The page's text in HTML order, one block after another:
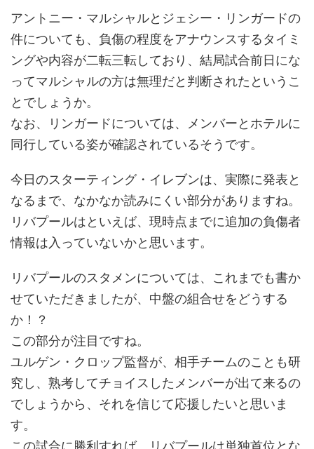
アントニー・マルシャルとジェシー・リンガードの
件についても、負傷の程度をアナウンスするタイミ
ングや内容が二転三転しており、結局試合前日にな
ってマルシャルの方は無理だと判断されたというこ
とでしょうか。
なお、リンガードについては、メンバーとホテルに
同行している姿が確認されているそうです。
今日のスターティング・イレブンは、実際に発表と
なるまで、なかなか読みにくい部分がありますね。
リバプールはといえば、現時点までに追加の負傷者
情報は入っていないかと思います。
リバプールのスタメンについては、これまでも書か
せていただきましたが、中盤の組合せをどうする
か！？
この部分が注目ですね。
ユルゲン・クロップ監督が、相手チームのことも研
究し、熟考してチョイスしたメンバーが出て来るの
でしょうから、それを信じて応援したいと思いま
す。
この試合に勝利すれば、リバプールは単独首位とな